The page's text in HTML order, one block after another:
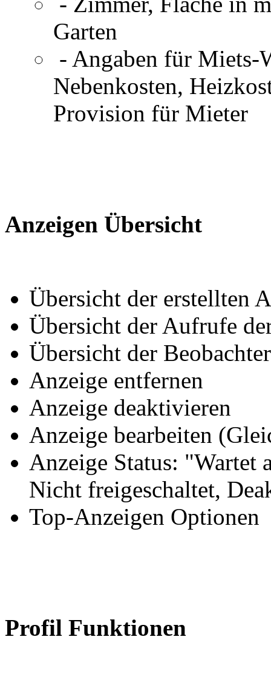
Garten
- Angaben für Miets-
Nebenkosten,
Provision für Mieter
Anzeigen Übersicht
Übersicht der erstellten
Übersicht der Aufrufe
Übersicht der
Anzeige entfernen
Anzeige deaktivieren
Anzeige bearbeiten
Anzeige Status: "Wartet
Nicht freigeschaltet,
Top-Anzeigen Optionen
Profil Funktionen